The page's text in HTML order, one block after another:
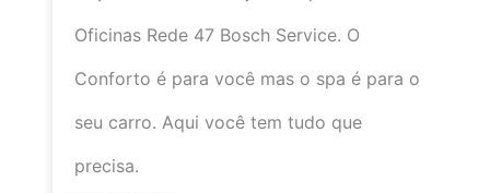
Oficinas Rede 47 Bosch Service. O
Conforto é para você mas o spa é para o
seu carro. Aqui você tem tudo que
precisa.